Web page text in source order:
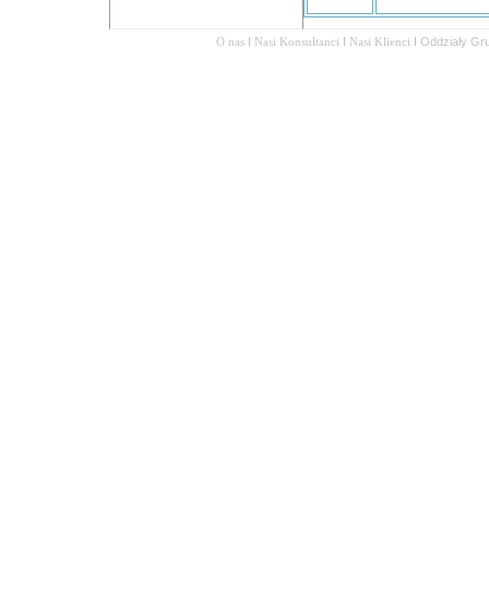
O nas I Nasi Konsultanci I Nasi Klienci I Oddziały